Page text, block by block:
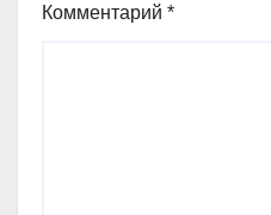
Комментарий *